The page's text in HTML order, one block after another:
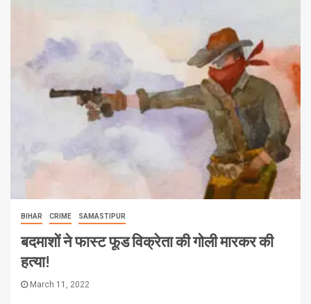
BIHAR CRIME SAMASTIPUR
बदमाशों ने फास्ट फूड विक्रेता की गोली मारकर की
हत्या!
March 11, 2022